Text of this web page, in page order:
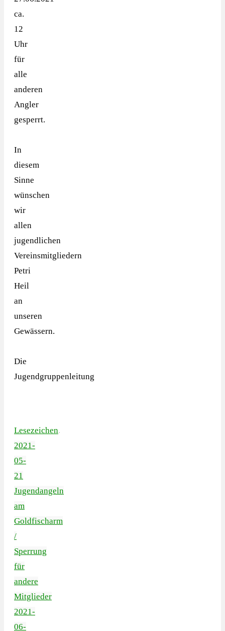
ca.
12
Uhr
für
alle
anderen
Angler
gesperrt.
In
diesem
Sinne
wünschen
wir
allen
jugendlichen
Vereinsmitgliedern
Petri
Heil
an
unseren
Gewässern.
Die
Jugendgruppenleitung
Lesezeichen.
2021-
05-
21
Jugendangeln
am
Goldfischarm
/
Sperrung
für
andere
Mitglieder
2021-
06-